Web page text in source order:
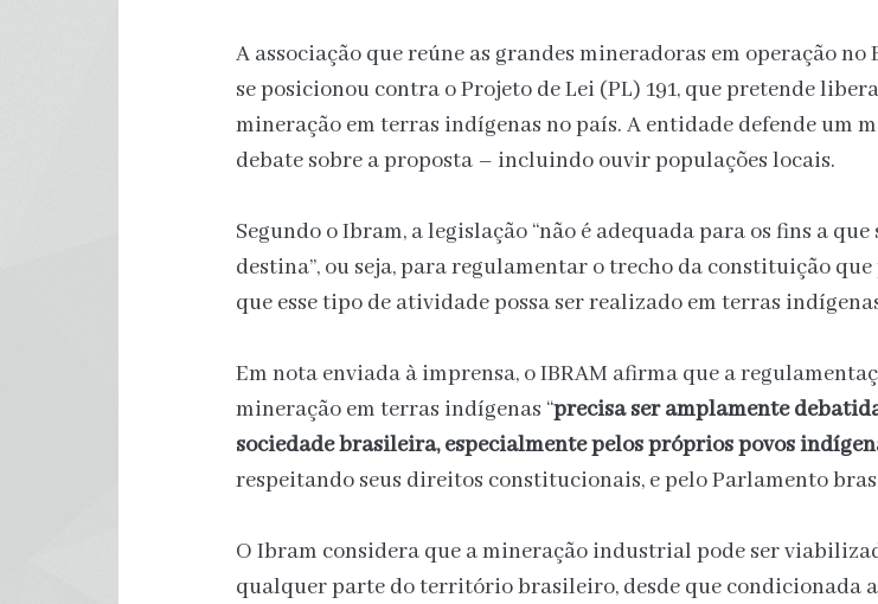
A associação que reúne as grandes mineradoras em operação no
se posicionou contra o Projeto de Lei (PL) 191, que pretende
mineração em terras indígenas no país. A entidade defende um
debate sobre a proposta – incluindo ouvir populações locais.
Segundo o Ibram, a legislação “não é adequada para os fins a que
destina”, ou seja, para regulamentar o trecho da constituição que
que esse tipo de atividade possa ser realizado em terras
Em nota enviada à imprensa, o IBRAM afirma que a
mineração em terras indígenas “precisa ser amplamente
sociedade brasileira, especialmente pelos próprios povos
respeitando seus direitos constitucionais, e pelo Parlamento
O Ibram considera que a mineração industrial pode ser
qualquer parte do território brasileiro, desde que condicionada